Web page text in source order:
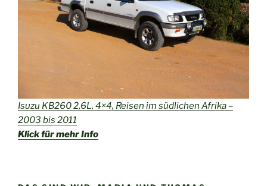
Isuzu KB260 2,6L, 4×4, Reisen im südlichen Afrika –
2003 bis 2011
Klick für mehr Info